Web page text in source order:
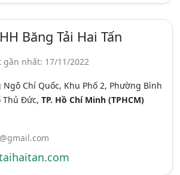
Băng Tải Hai Tấn
gần nhất: 17/11/2022
Chí Quốc, Khu Phố 2, Phường Bình
Thủ Đức, TP. Hồ Chí Minh (TPHCM)